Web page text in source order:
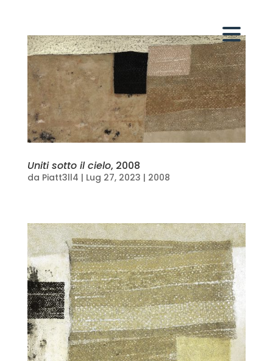
Uniti sotto il cielo, 2008
da Piatt3ll4 | Lug 27, 2023 | 2008